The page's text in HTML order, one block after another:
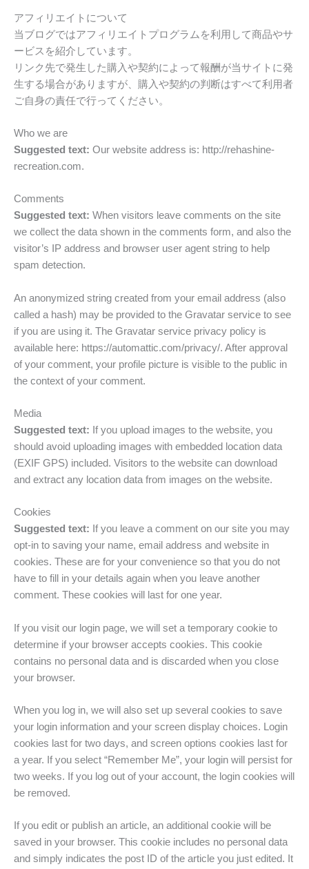
アフィリエイトについて
当ブログではアフィリエイトプログラムを利用して商品やサ
ービスを紹介しています。
リンク先で発生した購入や契約によって報酬が当サイトに発
生する場合がありますが、購入や契約の判断はすべて利用者
ご自身の責任で行ってください。
Who we are
Suggested text: Our website address is: http://rehashine-
recreation.com.
Comments
Suggested text: When visitors leave comments on the site
we collect the data shown in the comments form, and also the
visitor’s IP address and browser user agent string to help
spam detection.
An anonymized string created from your email address (also
called a hash) may be provided to the Gravatar service to see
if you are using it. The Gravatar service privacy policy is
available here: https://automattic.com/privacy/. After approval
of your comment, your profile picture is visible to the public in
the context of your comment.
Media
Suggested text: If you upload images to the website, you
should avoid uploading images with embedded location data
(EXIF GPS) included. Visitors to the website can download
and extract any location data from images on the website.
Cookies
Suggested text: If you leave a comment on our site you may
opt-in to saving your name, email address and website in
cookies. These are for your convenience so that you do not
have to fill in your details again when you leave another
comment. These cookies will last for one year.
If you visit our login page, we will set a temporary cookie to
determine if your browser accepts cookies. This cookie
contains no personal data and is discarded when you close
your browser.
When you log in, we will also set up several cookies to save
your login information and your screen display choices. Login
cookies last for two days, and screen options cookies last for
a year. If you select “Remember Me”, your login will persist for
two weeks. If you log out of your account, the login cookies will
be removed.
If you edit or publish an article, an additional cookie will be
saved in your browser. This cookie includes no personal data
and simply indicates the post ID of the article you just edited. It